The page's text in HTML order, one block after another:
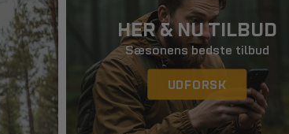
HER & NU TILBUD
Sæsonens bedste tilbud
UDFORSK